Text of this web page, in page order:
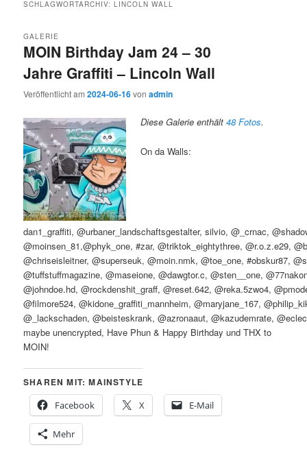
SCHLAGWORTARCHIV:LINCOLN WALL
MOIN Birthday Jam 24 – 30
Jahre Graffiti – Lincoln Wall
GALERIE
Veröffentlicht am2024-06-16vonadmin
Diese Galerie enthält48 Fotos.
On da Walls:
dan1_graffiti, @urbaner_landschaftsgestalter, silvio, @_crnac,
@moinsen_81,@phyk_one, #zar, @triktok_eightythree, @r.o.z.e29,
@chriseisleitner, @superseuk, @moin.nmk, @toe_one, #obskur87,
@tuffstuffmagazine, @maseione, @dawgtor.c, @sten__one,
@johndoe.hd, @rockdenshit_graff, @reset.642, @reka.5zwo4,
@filmore524, @kidone_graffiti_mannheim, @maryjane_167,
@_lackschaden, @beisteskrank, @azronaaut, @kazudemrate,
maybe unencrypted, Have Phun & Happy Birthday und THX to
MOIN!
SHAREN MIT: MAINSTYLE
Facebook
X E-Mail
Mehr